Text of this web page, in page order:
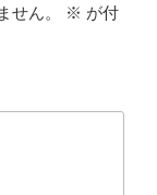
せん。 ※ が付